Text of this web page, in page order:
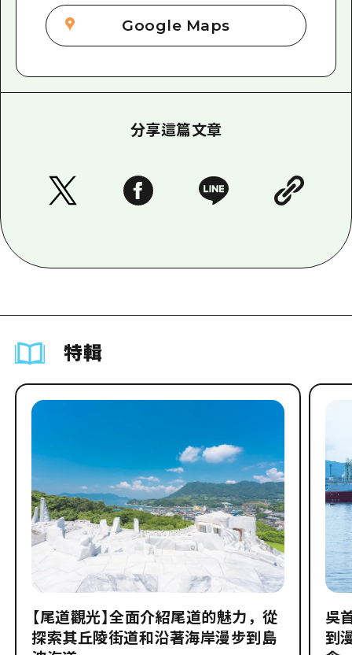
Google Maps
分享這篇文章
特輯
【尾道觀光】全面介紹尾道的魅力，從
探索其丘陵街道和沿著海岸漫步到島
吳
到